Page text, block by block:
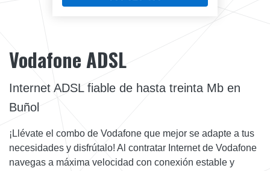
Vodafone ADSL
Internet ADSL fiable de hasta treinta Mb en
Buñol
¡Llévate el combo de Vodafone que mejor se adapte a tus
necesidades y disfrútalo! Al contratar Internet de Vodafone
navegas a máxima velocidad con conexión estable y